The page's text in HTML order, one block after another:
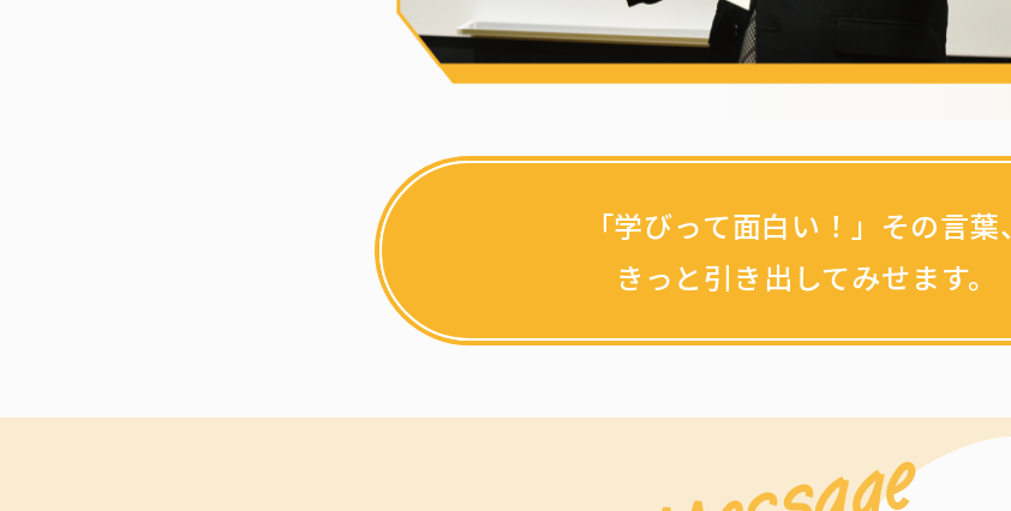
「学びって面白い！」その言葉、
きっと引き出してみせます。